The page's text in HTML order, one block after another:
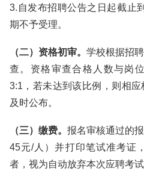
3.自发布招聘公告之日起截止
期不予受理。
（二）资格初审。 学校根据招
查。资格审查合格人数与岗
3:1，若未达到该比例，则相
及时公布。
（三）缴费。 报名审核通过的
45元/人）并打印笔试准考证
者，视为自动放弃本次应聘考